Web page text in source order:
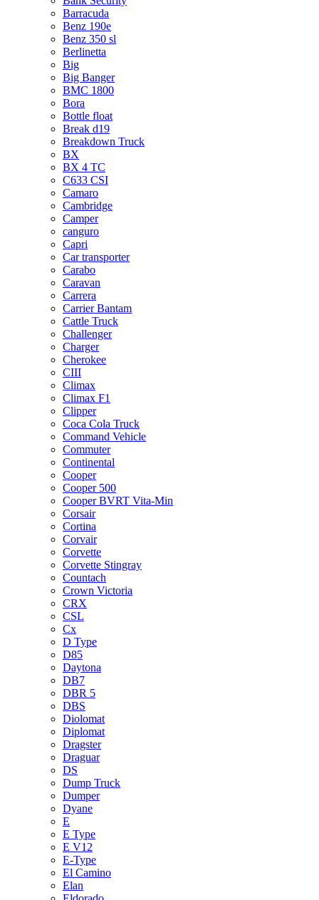
Barracuda
Benz 190e
Benz 350 sl
Berlinetta
Big
Big Banger
BMC 1800
Bora
Bottle float
Break d19
Breakdown Truck
BX
BX 4 TC
C633 CSI
Camaro
Cambridge
Camper
canguro
Capri
Car transporter
Carabo
Caravan
Carrera
Carrier Bantam
Cattle Truck
Challenger
Charger
Cherokee
CIII
Climax
Climax F1
Clipper
Coca Cola Truck
Command Vehicle
Commuter
Continental
Cooper
Cooper 500
Cooper BVRT Vita-Min
Corsair
Cortina
Corvair
Corvette
Corvette Stingray
Countach
Crown Victoria
CRX
CSL
Cx
D Type
D85
Daytona
DB7
DBR 5
DBS
Diolomat
Diplomat
Dragster
Draguar
DS
Dump Truck
Dumper
Dyane
E
E Type
E V12
E-Type
El Camino
Elan